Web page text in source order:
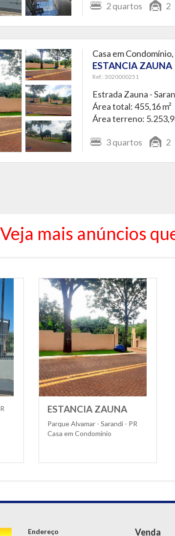
2quartos 2
Casa em Condomínio,
ESTANCIA ZAUNA
Ref.: 3020000251
Estrada Zauna -
Área total: 455,16 m²
Área terreno:
3quartos 2
Veja mais anúncios
ESTANCIA ZAUNA
Parque Alvamar - Sarandi - PR
Casa em Condomínio
Endereço Venda